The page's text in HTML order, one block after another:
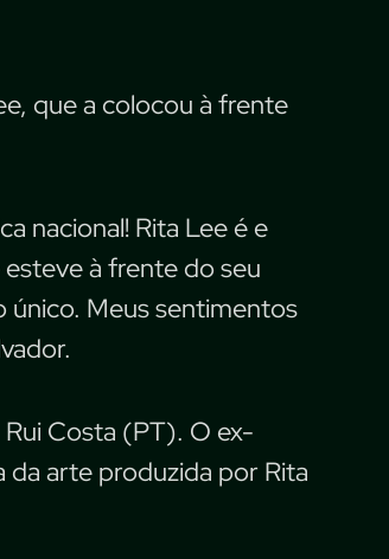
que a colocou à frente
nacional! Rita Lee é e
à frente do seu
único. Meus sentimentos
Costa (PT). O ex-
arte produzida por Rita